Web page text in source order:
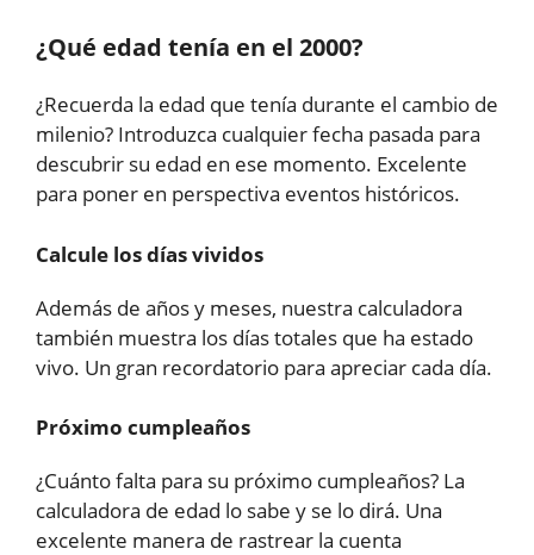
¿Qué edad tenía en el 2000?
¿Recuerda la edad que tenía durante el cambio de
milenio? Introduzca cualquier fecha pasada para
descubrir su edad en ese momento. Excelente
para poner en perspectiva eventos históricos.
Calcule los días vividos
Además de años y meses, nuestra calculadora
también muestra los días totales que ha estado
vivo. Un gran recordatorio para apreciar cada día.
Próximo cumpleaños
¿Cuánto falta para su próximo cumpleaños? La
calculadora de edad lo sabe y se lo dirá. Una
excelente manera de rastrear la cuenta